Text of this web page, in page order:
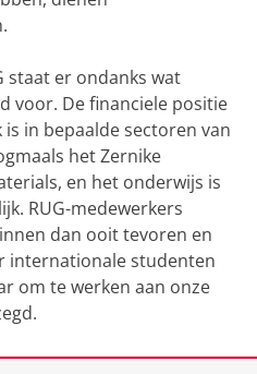
staat er ondanks wat
voor. De financiele positie
in bepaalde sectoren van
het Zernike
en het onderwijs is
RUG-medewerkers
dan ooit tevoren en
internationale studenten
om te werken aan onze